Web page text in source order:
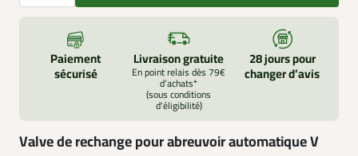
Paiement
sécurisé
Livraison gratuite
En point relais dès 79€
d’achats*
(sous conditions
d'éligibilité)
28 jours pour
changer d’avis
Valve de rechange pour abreuvoir automatique V